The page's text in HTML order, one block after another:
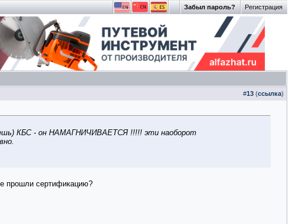
Регистрация
Забыл пароль?
#13 (ссылка)
КБС - он НАМАГНИЧИВАЕТСЯ !!!!! эти наоборот
прошли сертификацию?